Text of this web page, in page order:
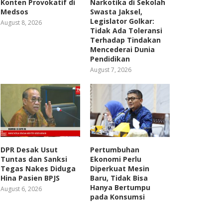
Konten Provokatif di
Medsos
August 8, 2026
Narkotika di Sekolah
Swasta Jaksel,
Legislator Golkar:
Tidak Ada Toleransi
Terhadap Tindakan
Mencederai Dunia
Pendidikan
August 7, 2026
DPR Desak Usut
Tuntas dan Sanksi
Tegas Nakes Diduga
Hina Pasien BPJS
August 6, 2026
Pertumbuhan
Ekonomi Perlu
Diperkuat Mesin
Baru, Tidak Bisa
Hanya Bertumpu
pada Konsumsi